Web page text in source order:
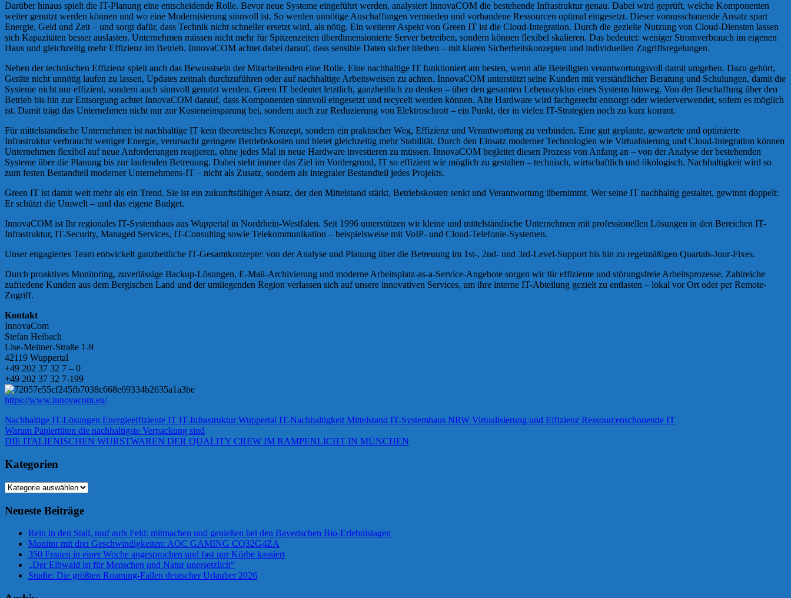
Darüber hinaus spielt die IT-Planung eine entscheidende Rolle. Bevor neue Systeme eingeführt werden, analysiert InnovaCOM die bestehende Infrastruktur genau. Dabei wird geprüft, welche Komponenten
weiter genutzt werden können und wo eine Modernisierung sinnvoll ist. So werden unnötige Anschaffungen vermieden und vorhandene Ressourcen optimal eingesetzt. Dieser vorausschauende Ansatz spart
Energie, Geld und Zeit – und sorgt dafür, dass Technik nicht schneller ersetzt wird, als nötig. Ein weiterer Aspekt von Green IT ist die Cloud-Integration. Durch die gezielte Nutzung von Cloud-Diensten lassen
sich Kapazitäten besser auslasten. Unternehmen müssen nicht mehr für Spitzenzeiten überdimensionierte Server betreiben, sondern können flexibel skalieren. Das bedeutet: weniger Stromverbrauch im eigenen
Haus und gleichzeitig mehr Effizienz im Betrieb. InnovaCOM achtet dabei darauf, dass sensible Daten sicher bleiben – mit klaren Sicherheitskonzepten und individuellen Zugriffsregelungen.
Neben der technischen Effizienz spielt auch das Bewusstsein der Mitarbeitenden eine Rolle. Eine nachhaltige IT funktioniert am besten, wenn alle Beteiligten verantwortungsvoll damit umgehen. Dazu gehört,
Geräte nicht unnötig laufen zu lassen, Updates zeitnah durchzuführen oder auf nachhaltige Arbeitsweisen zu achten. InnovaCOM unterstützt seine Kunden mit verständlicher Beratung und Schulungen, damit die
Systeme nicht nur effizient, sondern auch sinnvoll genutzt werden. Green IT bedeutet letztlich, ganzheitlich zu denken – über den gesamten Lebenszyklus eines Systems hinweg. Von der Beschaffung über den
Betrieb bis hin zur Entsorgung achtet InnovaCOM darauf, dass Komponenten sinnvoll eingesetzt und recycelt werden können. Alte Hardware wird fachgerecht entsorgt oder wiederverwendet, sofern es möglich
ist. Damit trägt das Unternehmen nicht nur zur Kosteneinsparung bei, sondern auch zur Reduzierung von Elektroschrott – ein Punkt, der in vielen IT-Strategien noch zu kurz kommt.
Für mittelständische Unternehmen ist nachhaltige IT kein theoretisches Konzept, sondern ein praktischer Weg, Effizienz und Verantwortung zu verbinden. Eine gut geplante, gewartete und optimierte
Infrastruktur verbraucht weniger Energie, verursacht geringere Betriebskosten und bietet gleichzeitig mehr Stabilität. Durch den Einsatz moderner Technologien wie Virtualisierung und Cloud-Integration können
Unternehmen flexibel auf neue Anforderungen reagieren, ohne jedes Mal in neue Hardware investieren zu müssen. InnovaCOM begleitet diesen Prozess von Anfang an – von der Analyse der bestehenden
Systeme über die Planung bis zur laufenden Betreuung. Dabei steht immer das Ziel im Vordergrund, IT so effizient wie möglich zu gestalten – technisch, wirtschaftlich und ökologisch. Nachhaltigkeit wird so
zum festen Bestandteil moderner Unternehmens-IT – nicht als Zusatz, sondern als integraler Bestandteil jedes Projekts.
Green IT ist damit weit mehr als ein Trend. Sie ist ein zukunftsfähiger Ansatz, der den Mittelstand stärkt, Betriebskosten senkt und Verantwortung übernimmt. Wer seine IT nachhaltig gestaltet, gewinnt doppelt:
Er schützt die Umwelt – und das eigene Budget.
InnovaCOM ist Ihr regionales IT-Systemhaus aus Wuppertal in Nordrhein-Westfalen. Seit 1996 unterstützen wir kleine und mittelständische Unternehmen mit professionellen Lösungen in den Bereichen IT-
Infrastruktur, IT-Security, Managed Services, IT-Consulting sowie Telekommunikation – beispielsweise mit VoIP- und Cloud-Telefonie-Systemen.
Unser engagiertes Team entwickelt ganzheitliche IT-Gesamtkonzepte: von der Analyse und Planung über die Betreuung im 1st-, 2nd- und 3rd-Level-Support bis hin zu regelmäßigen Quartals-Jour-Fixes.
Durch proaktives Monitoring, zuverlässige Backup-Lösungen, E-Mail-Archivierung und moderne Arbeitsplatz-as-a-Service-Angebote sorgen wir für effiziente und störungsfreie Arbeitsprozesse. Zahlreiche
zufriedene Kunden aus dem Bergischen Land und der umliegenden Region verlassen sich auf unsere innovativen Services, um ihre interne IT-Abteilung gezielt zu entlasten – lokal vor Ort oder per Remote-
Zugriff.
Kontakt
InnovaCom
Stefan Heibach
Lise-Meitner-Straße 1-9
42119 Wuppertal
+49 202 37 32 7 – 0
+49 202 37 32 7-199
https://www.innovacom.eu/
Nachhaltige IT-Lösungen Energieeffiziente IT IT-Infrastruktur Wuppertal IT-Nachhaltigkeit Mittelstand IT-Systemhaus NRW Virtualisierung und Effizienz Ressourcenschonende IT
Beitragsnavigation
Vorheriger
Beitrag:
Warum Papiertüten die nachhaltigste Verpackung sind
Nächster
DIE ITALIENISCHEN WURSTWAREN DER QUALITY CREW IM RAMPENLICHT IN MÜNCHEN
Kategorien
Kategorien
Neueste Beiträge
Rein in den Stall, rauf aufs Feld: mitmachen und genießen bei den Bayerischen Bio-Erlebnistagen
Monitor mit drei Geschwindigkeiten: AOC GAMING CQ32G4ZA
350 Frauen in einer Woche angesprochen und fast nur Körbe kassiert
„Der Elbwald ist für Menschen und Natur unersetzlich“
Studie: Die größten Roaming-Fallen deutscher Urlauber 2026